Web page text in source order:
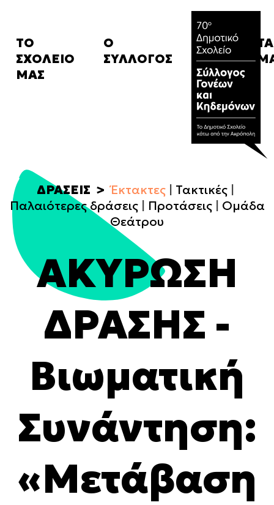
ΤΟ
ΣΧΟΛΕΙΟ
ΜΑΣ
Ιστορικό
Ο
ΣΥΛΛΟΓΟΣ
Καταστατικό
ΤΑ
ΔΡΑΣΕΙΣ Έκτακτες
Τακτικές
Παλαιότερες δράσεις
Προτάσεις
Ομάδα
Θεάτρου
ΑΚΥΡΩΣΗ
ΔΡΑΣΗΣ -
Βιωματική
Συνάντηση:
«Μετάβαση